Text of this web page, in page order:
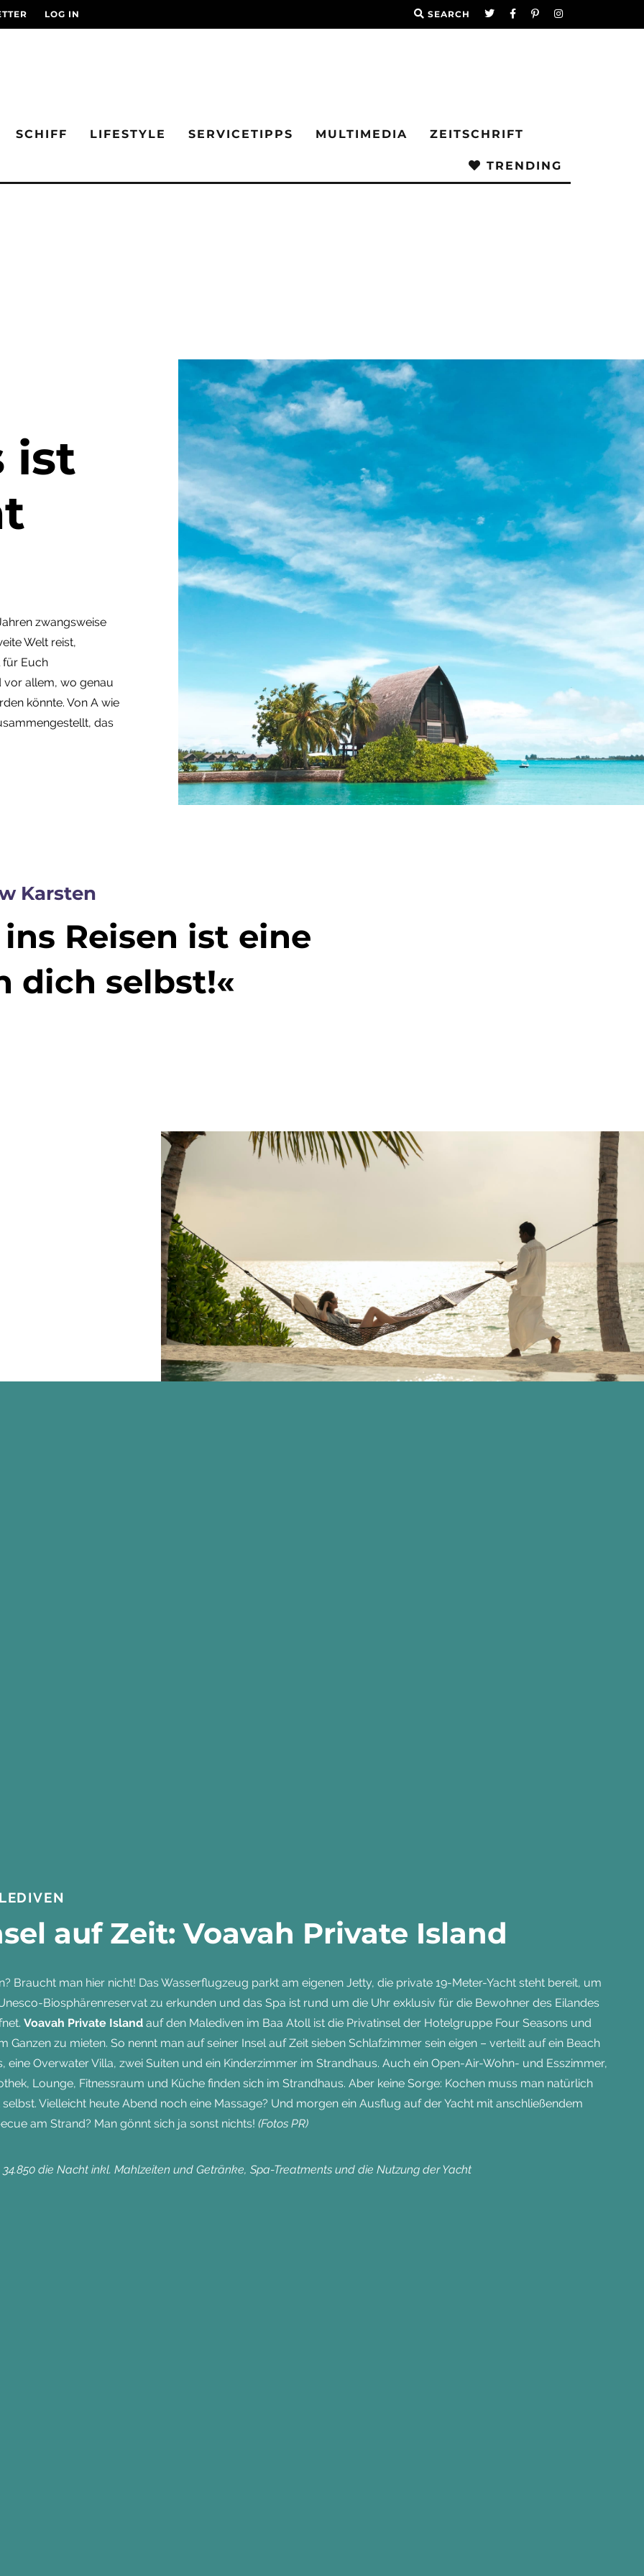
LOG IN SEARCH
SCHIFF LIFESTYLE SERVICETIPPS MULTIMEDIA ZEITSCHRIFT
TRENDING
ist
zwangsweise
Welt reist,
für Euch
vor allem, wo genau
könnte. Von A wie
das
Karsten
Reisen ist eine
dich selbst!«
auf Zeit: Voavah Private Island
Braucht man hier nicht! Das Wasserflugzeug parkt am eigenen Jetty, die private 19-Meter-Yacht steht bereit, um
Biosphärenreservat zu erkunden und das Spa ist rund um die Uhr exklusiv für die Bewohner des Eilandes
Voavah Private Islandauf den Malediven im Baa Atoll ist die Privatinsel der Hotelgruppe Four Seasons und
Ganzen zu mieten. So nennt man auf seiner Insel auf Zeit sieben Schlafzimmer sein eigen – verteilt auf ein Beach
eine Overwater Villa, zwei Suiten und ein Kinderzimmer im Strandhaus. Auch ein Open-Air-Wohn- und Esszimmer,
Lounge, Fitnessraum und Küche finden sich im Strandhaus. Aber keine Sorge: Kochen muss man natürlich
selbst. Vielleicht heute Abend noch eine Massage? Und morgen ein Ausflug auf der Yacht mit anschließendem
am Strand? Man gönnt sich ja sonst nichts! (Fotos PR)
die Nacht inkl. Mahlzeiten und Getränke, Spa-Treatments und die Nutzung der Yacht